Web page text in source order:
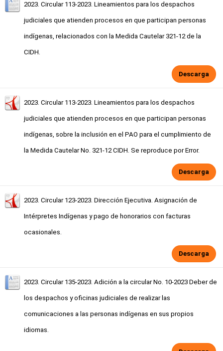
2023. Circular 113-2023. Lineamientos para los despachos
judiciales que atienden procesos en que participan personas
indígenas, relacionados con la Medida Cautelar 321-12 de la
CIDH.
Descarga
2023. Circular 113-2023. Lineamientos para los despachos
judiciales que atienden procesos en que participan personas
indígenas, sobre la inclusión en el PAO para el cumplimiento de
la Medida Cautelar No. 321-12 CIDH. Se reproduce por Error.
Descarga
2023. Circular 123-2023. Dirección Ejecutiva. Asignación de
Intérpretes Indígenas y pago de honorarios con facturas
ocasionales.
Descarga
2023. Circular 135-2023. Adición a la circular No. 10-2023 Deber de
los despachos y oficinas judiciales de realizar las
comunicaciones a las personas indígenas en sus propios
idiomas.